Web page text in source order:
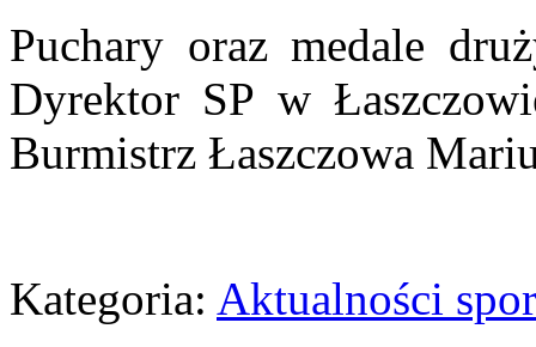
Puchary oraz medale
Dyrektor SP w
Burmistrz Łaszczowa
Kategoria: Aktualności